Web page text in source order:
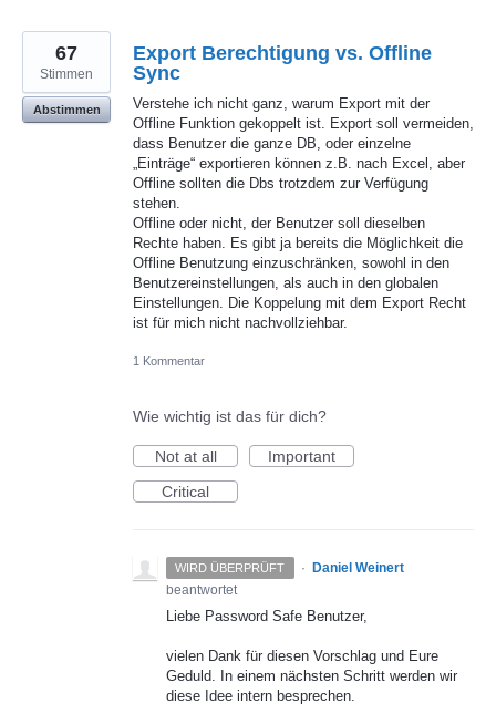
Export Berechtigung vs. Offline
Sync
Verstehe ich nicht ganz, warum Export mit der
Offline Funktion gekoppelt ist. Export soll vermeiden,
dass Benutzer die ganze DB, oder einzelne
„Einträge“ exportieren können z.B. nach Excel, aber
Offline sollten die Dbs trotzdem zur Verfügung
stehen.
Offline oder nicht, der Benutzer soll dieselben
Rechte haben. Es gibt ja bereits die Möglichkeit die
Offline Benutzung einzuschränken, sowohl in den
Benutzereinstellungen, als auch in den globalen
Einstellungen. Die Koppelung mit dem Export Recht
ist für mich nicht nachvollziehbar.
67
Stimmen
Abstimmen
1 Kommentar
Wie wichtig ist das für dich?
Not at all
Important
Critical
WIRD ÜBERPRÜFT ·
Daniel Weinert
beantwortet
Liebe Password Safe Benutzer,
vielen Dank für diesen Vorschlag und Eure
Geduld. In einem nächsten Schritt werden wir
diese Idee intern besprechen.